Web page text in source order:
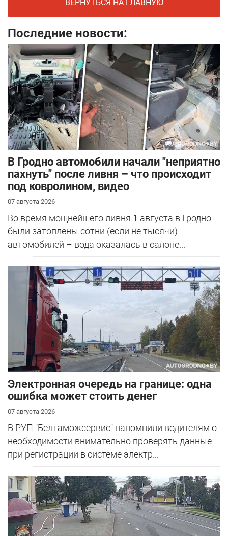
ВЕРНУТЬСЯ НА ГЛАВНУЮ
Последние новости:
В Гродно автомобили начали "неприятно
пахнуть" после ливня – что происходит
под ковролином, видео
07 августа 2026
Во время мощнейшего ливня 1 августа в Гродно
были затоплены сотни (если не тысячи)
автомобилей – вода оказалась в салоне...
Электронная очередь на границе: одна
ошибка может стоить денег
07 августа 2026
В РУП "Белтаможсервис" напомнили водителям о
необходимости внимательно проверять данные
при регистрации в системе электр...